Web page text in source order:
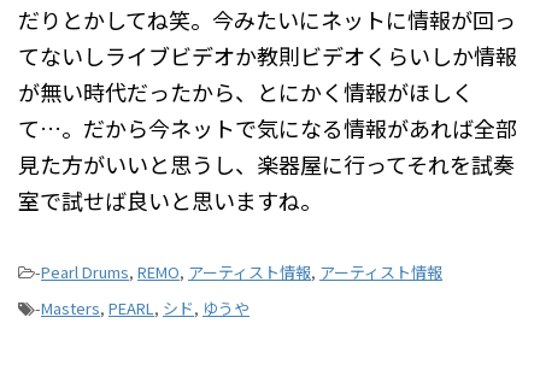
だりとかしてね笑。今みたいにネットに情報が回っ
てないしライブビデオか教則ビデオくらいしか情報
が無い時代だったから、とにかく情報がほしく
て…。だから今ネットで気になる情報があれば全部
見た方がいいと思うし、楽器屋に行ってそれを試奏
室で試せば良いと思いますね。
-Pearl Drums, REMO, アーティスト情報, アーティスト情報
-Masters, PEARL , シド, ゆうや